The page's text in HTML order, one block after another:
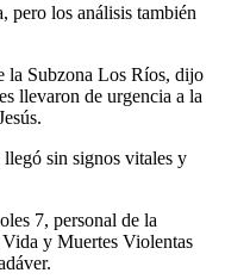
pero los análisis también
la Subzona Los Ríos, dijo
llevaron de urgencia a la
sin signos vitales y
7, personal de la
y Muertes Violentas